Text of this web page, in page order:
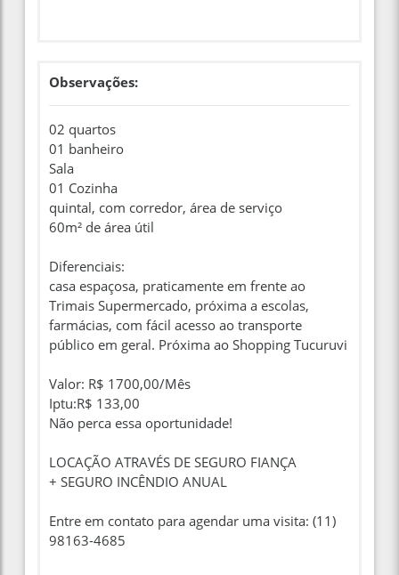
Observações:
02 quartos
01 banheiro
Sala
01 Cozinha
quintal, com corredor, área de serviço
60m² de área útil
Diferenciais:
casa espaçosa, praticamente em frente ao
Trimais Supermercado, próxima a escolas,
farmácias, com fácil acesso ao transporte
público em geral. Próxima ao Shopping Tucuruvi
Valor: R$ 1700,00/Mês
Iptu:R$ 133,00
Não perca essa oportunidade!
LOCAÇÃO ATRAVÉS DE SEGURO FIANÇA
+ SEGURO INCÊNDIO ANUAL
Entre em contato para agendar uma visita: (11)
98163-4685